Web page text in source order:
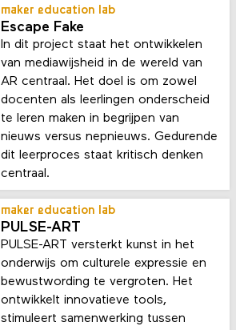
maker education lab
Escape Fake
In dit project staat het ontwikkelen
van mediawijsheid in de wereld van
AR centraal. Het doel is om zowel
docenten als leerlingen onderscheid
te leren maken in begrijpen van
nieuws versus nepnieuws. Gedurende
dit leerproces staat kritisch denken
centraal.
maker education lab
PULSE-ART
PULSE-ART versterkt kunst in het
onderwijs om culturele expressie en
bewustwording te vergroten. Het
ontwikkelt innovatieve tools,
stimuleert samenwerking tussen